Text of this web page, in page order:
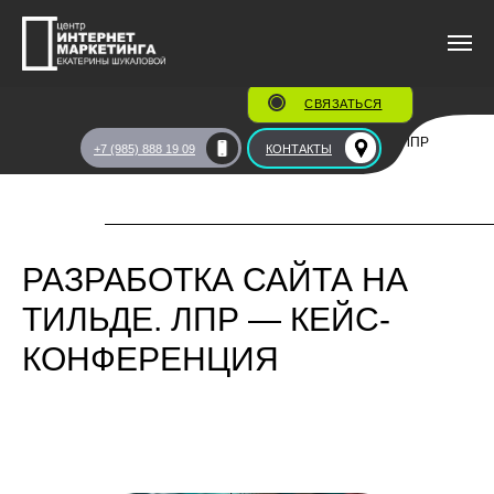
СВЯЗАТЬСЯ
+7 (985) 888 19 09 КОНТАКТЫ
/ О центре / Портфолио / Разработка сайтов ЛПР
РАЗРАБОТКА САЙТА НА
ТИЛЬДЕ. ЛПР — КЕЙС-
КОНФЕРЕНЦИЯ